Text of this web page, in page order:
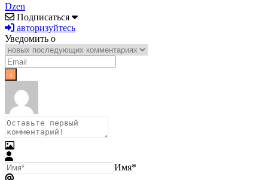
Dzen
Подписаться
авторизуйтесь
Уведомить о
Имя*